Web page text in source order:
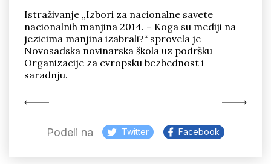
Podeli na Twitter Facebook
Istraživanje „Izbori za nacionalne savete
nacionalnih manjina 2014. – Koga su mediji na
jezicima manjina izabrali?“ sprovela je
Novosadska novinarska škola uz podršku
Organizacije za evropsku bezbednost i
saradnju.